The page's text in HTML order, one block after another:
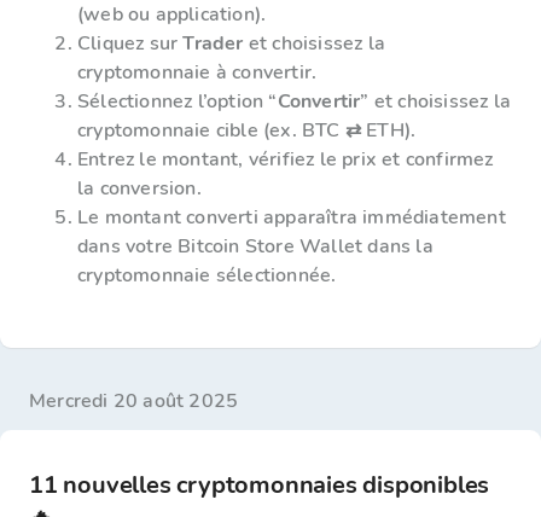
(web ou application).
Cliquez surTrader et choisissez la
cryptomonnaie à convertir.
Sélectionnez l’option “Convertir” et choisissez la
cryptomonnaie cible (ex. BTC ⇄ ETH).
Entrez le montant, vérifiez le prix et confirmez
la conversion.
Le montant converti apparaîtra immédiatement
dans votre Bitcoin Store Wallet dans la
cryptomonnaie sélectionnée.
mercredi 20 août 2025
11 nouvelles cryptomonnaies disponibles